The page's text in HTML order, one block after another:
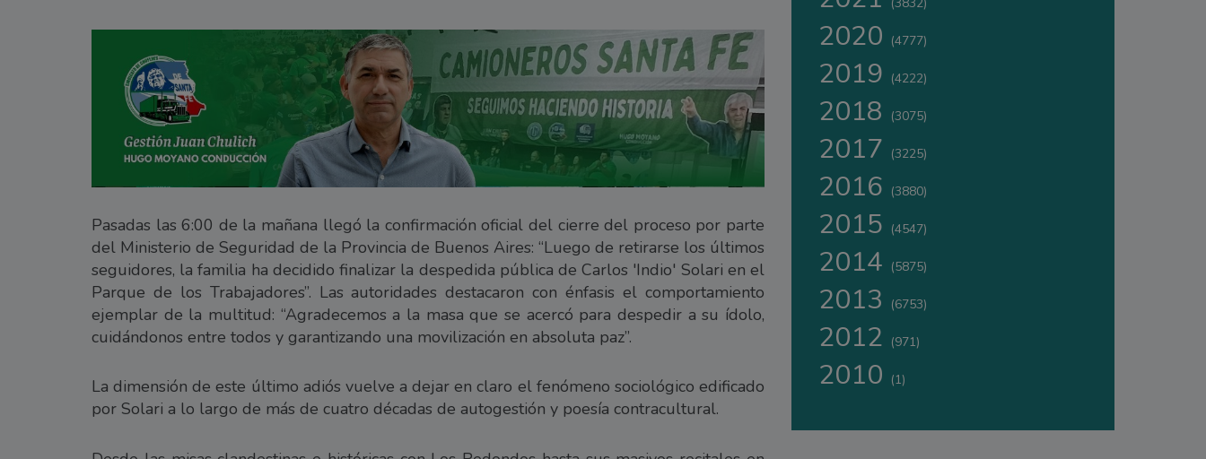
Pasadas las 6:00 de la mañana llegó la confirmación oficial del cierre del proceso por parte
del Ministerio de Seguridad de la Provincia de Buenos Aires: “Luego de retirarse los últimos
seguidores, la familia ha decidido finalizar la despedida pública de Carlos 'Indio' Solari en el
Parque de los Trabajadores”. Las autoridades destacaron con énfasis el comportamiento
ejemplar de la multitud: “Agradecemos a la masa que se acercó para despedir a su ídolo,
cuidándonos entre todos y garantizando una movilización en absoluta paz”.
La dimensión de este último adiós vuelve a dejar en claro el fenómeno sociológico edificado
por Solari a lo largo de más de cuatro décadas de autogestión y poesía contracultural.
2020 (4777)
2019 (4222)
2018 (3075)
2017 (3225)
2016 (3880)
2015 (4547)
2014 (5875)
2013 (6753)
2012 (971)
2010 (1)